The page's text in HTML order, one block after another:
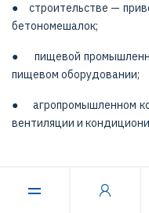
● строительстве —
бетономешалок;
● пищевой
пищевом оборудовании;
● агропромышленном
вентиляции и
Для того чтобы
нужно знать